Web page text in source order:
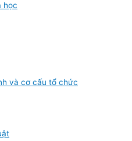
học
và cơ cấu tổ chức